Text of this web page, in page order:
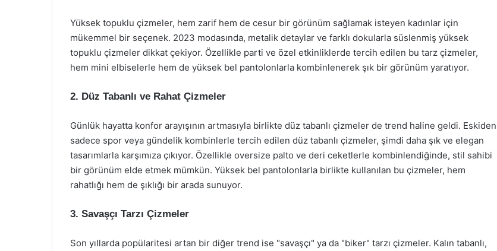
Yüksek topuklu çizmeler, hem zarif hem de cesur bir görünüm sağlamak isteyen kadınlar için
mükemmel bir seçenek. 2023 modasında, metalik detaylar ve farklı dokularla süslenmiş yüksek
topuklu çizmeler dikkat çekiyor. Özellikle parti ve özel etkinliklerde tercih edilen bu tarz çizmeler,
hem mini elbiselerle hem de yüksek bel pantolonlarla kombinlenerek şık bir görünüm yaratıyor.
2. Düz Tabanlı ve Rahat Çizmeler
Günlük hayatta konfor arayışının artmasıyla birlikte düz tabanlı çizmeler de trend haline geldi. Eskiden
sadece spor veya gündelik kombinlerle tercih edilen düz tabanlı çizmeler, şimdi daha şık ve elegan
tasarımlarla karşımıza çıkıyor. Özellikle oversize palto ve deri ceketlerle kombinlendiğinde, stil sahibi
bir görünüm elde etmek mümkün. Yüksek bel pantolonlarla birlikte kullanılan bu çizmeler, hem
rahatlığı hem de şıklığı bir arada sunuyor.
3. Savaşçı Tarzı Çizmeler
Son yıllarda popülaritesi artan bir diğer trend ise "savaşçı" ya da "biker" tarzı çizmeler. Kalın tabanlı,